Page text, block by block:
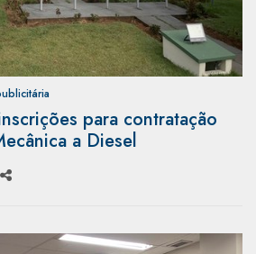
para contratação
a Diesel